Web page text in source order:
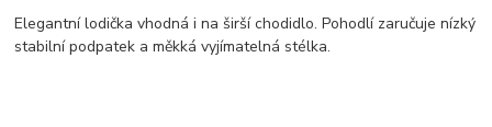
Elegantní lodička vhodná i na širší chodidlo. Pohodlí zaručuje nízký
stabilní podpatek a měkká vyjímatelná stélka.